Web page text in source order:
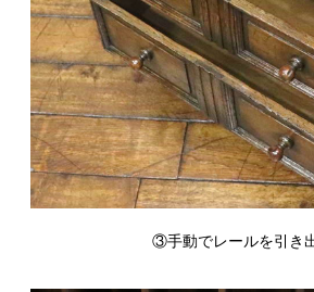
③手動でレールを引き